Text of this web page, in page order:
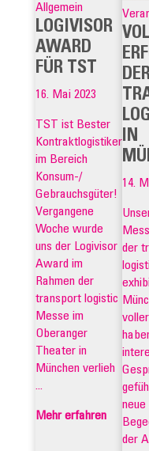
Allgemein
LOGIVISOR
AWARD
FÜR TST
16. Mai 2023
TST ist Bester
Kontraktlogistiker
im Bereich
Konsum-/
Gebrauchsgüter!
Vergangene
Woche wurde
uns der Logivisor
Award im
Rahmen der
transport logistic
Messe im
Oberanger
Theater in
München verlieh
...
Mehr erfahren
DER
IN
14.
der
neue
der